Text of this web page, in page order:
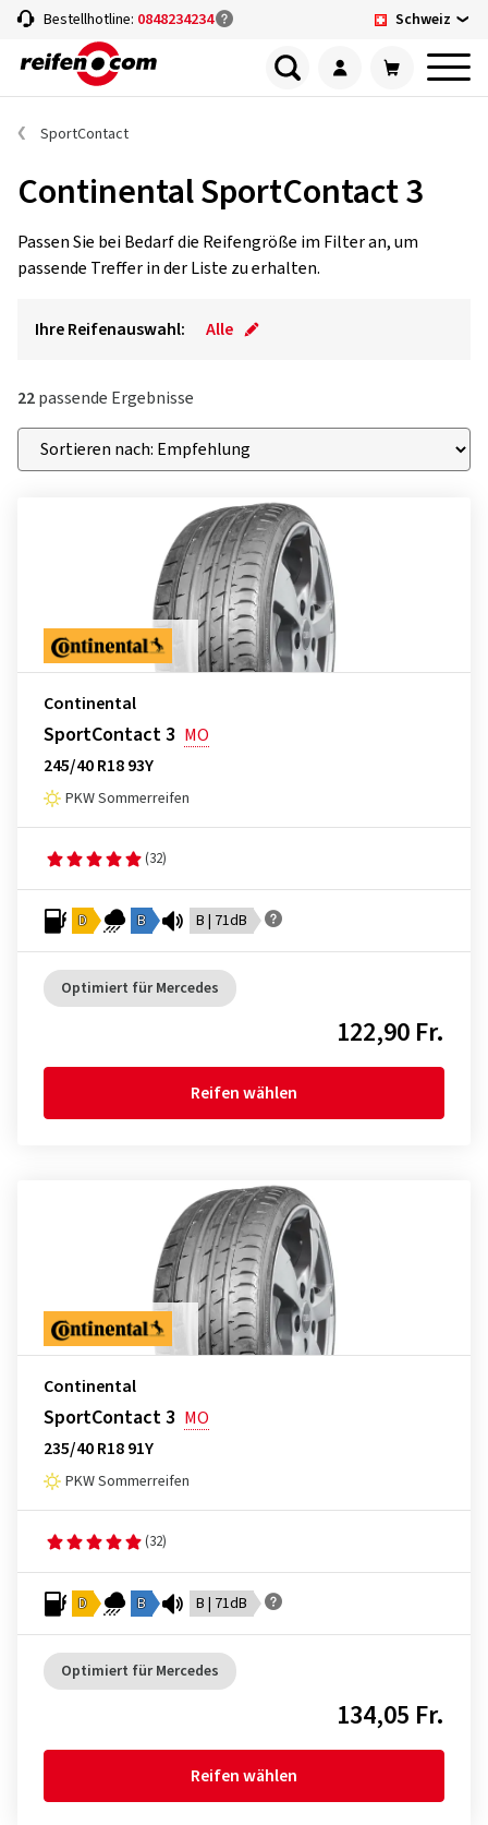
Bestellhotline: 0848234234 Schweiz
SportContact
Continental SportContact 3
Passen Sie bei Bedarf die Reifengröße im Filter an, um
passende Treffer in der Liste zu erhalten.
Ihre Reifenauswahl: Alle
22passende Ergebnisse
Continental
SportContact 3 MO
245/40 R18 93Y
PKW Sommerreifen
(32)
D B B | 71dB
Optimiert für Mercedes
122,90 Fr.
Reifen wählen
Continental
SportContact 3 MO
235/40 R18 91Y
PKW Sommerreifen
(32)
D B B | 71dB
Optimiert für Mercedes
134,05 Fr.
Reifen wählen